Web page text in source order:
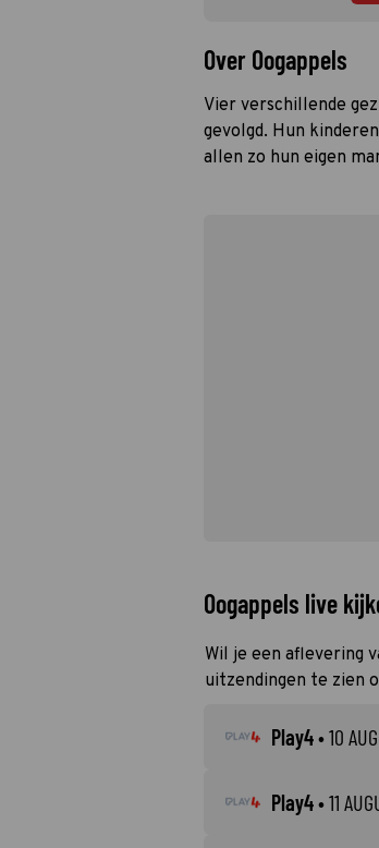
Over Oogappels
Vier verschillende
gevolgd. Hun
allen zo hun eigen
Oogappels live
Wil je een aflevering
uitzendingen te zien
Play4•10
Play4•11